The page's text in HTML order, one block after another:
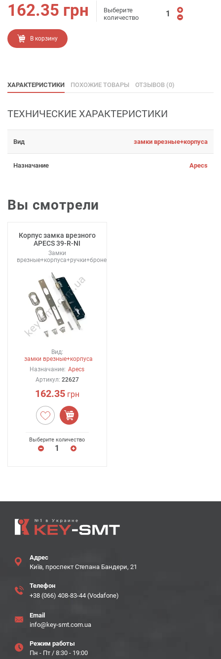
162.35 грн
Выберите
количество
В корзину
ХАРАКТЕРИСТИКИ ПОХОЖИЕ ТОВАРЫ ОТЗЫВОВ (0)
ТЕХНИЧЕСКИЕ ХАРАКТЕРИСТИКИ
Вид замки врезные+корпуса
Назначание Apecs
Вы смотрели
Корпус замка врезного
APECS 39-R-NI
Замки
врезные+корпуса+ручки+броненакладки
Вид:
замки врезные+корпуса
Назначание: Apecs
Артикул: 22627
162.35грн
Выберите количество
Адрес
Київ, проспект Степана Бандери, 21
Телефон
+38 (066) 408-83-44 (Vodafone)
Email
info@key-smt.com.ua
Режим работы
Пн - Пт / 8:30 - 19:00